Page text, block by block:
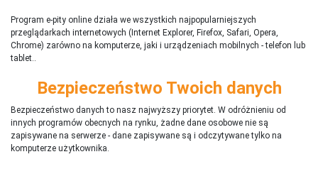
Program e-pity online działa we wszystkich najpopularniejszych
przeglądarkach internetowych (Internet Explorer, Firefox, Safari, Opera,
Chrome) zarówno na komputerze, jaki i urządzeniach mobilnych - telefon lub
tablet..
Bezpieczeństwo Twoich danych
Bezpieczeństwo danych to nasz najwyższy priorytet. W odróżnieniu od
innych programów obecnych na rynku, żadne dane osobowe nie są
zapisywane na serwerze - dane zapisywane są i odczytywane tylko na
komputerze użytkownika.